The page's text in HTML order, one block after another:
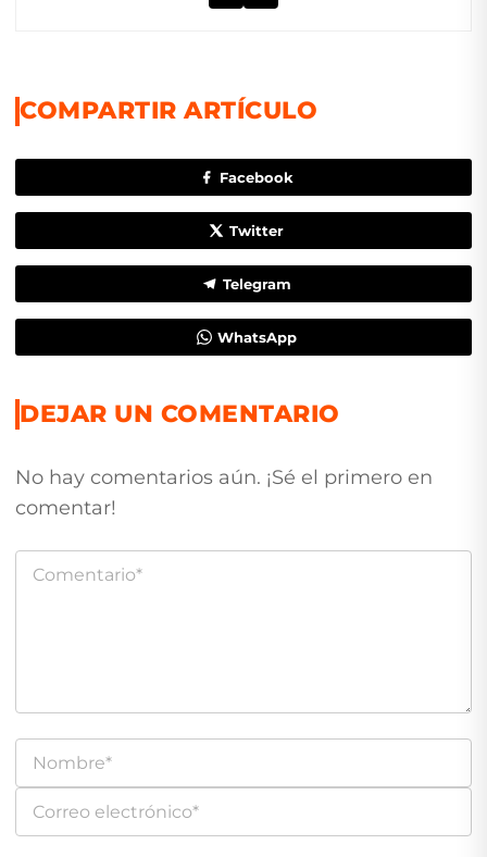
COMPARTIR ARTÍCULO
Facebook
Twitter
Telegram
WhatsApp
DEJAR UN COMENTARIO
No hay comentarios aún. ¡Sé el primero en
comentar!